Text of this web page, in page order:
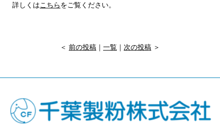
詳しくはこちら をご覧ください。
＜ 前の投稿 一覧 次の投稿 ＞